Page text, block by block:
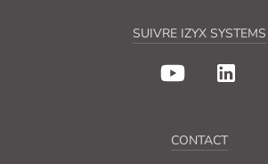
SUIVRE IZYX SYSTEMS
CONTACT